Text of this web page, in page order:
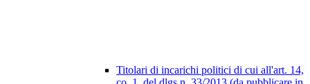
Titolari di incarichi politici di cui all'art. 14,